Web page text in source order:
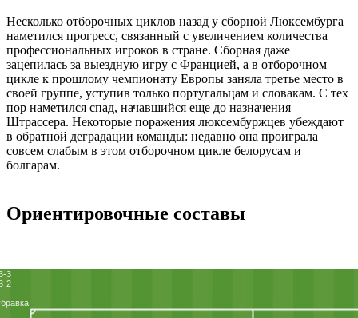
Несколько отборочных циклов назад у сборной Люксембурга
наметился прогресс, связанный с увеличением количества
профессиональных игроков в стране. Сборная даже
зацепилась за выездную игру с Францией, а в отборочном
цикле к прошлому чемпионату Европы заняла третье место в
своей группе, уступив только португальцам и словакам. С тех
пор наметился спад, начавшийся еще до назначения
Штрассера. Некоторые поражения люксембуржцев убеждают
в обратной деградации команды: недавно она проиграла
совсем слабым в этом отборочном цикле белорусам и
болгарам.
Ориентировочные составы
3
2